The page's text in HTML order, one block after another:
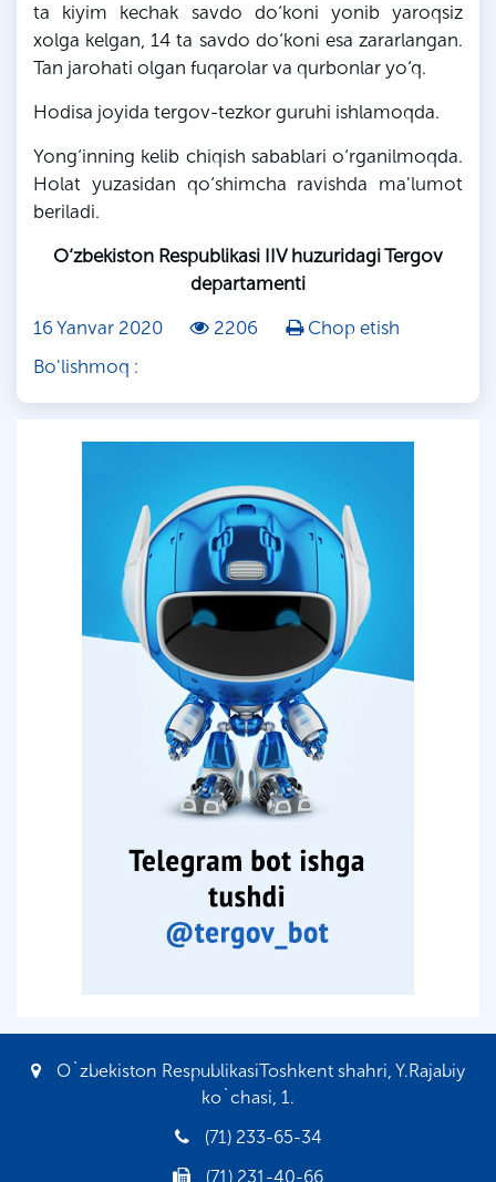
ta kiyim kechak savdo do‘koni yonib yaroqsiz
xolga kelgan, 14 ta savdo do‘koni esa zararlangan.
Tan jarohati olgan fuqarolar va qurbonlar yo‘q.
Hodisa joyida tergov-tezkor guruhi ishlamoqda.
Yong‘inning kelib chiqish sabablari o‘rganilmoqda.
Holat yuzasidan qo‘shimcha ravishda ma'lumot
beriladi.
O‘zbekiston Respublikasi IIV huzuridagi Tergov
departamenti
16 Yanvar 2020
2206
Chop etish
Bo'lishmoq :
O`zbekiston RespublikasiToshkent shahri, Y.Rajabiy
ko`chasi, 1.
(71) 233-65-34
(71) 231-40-66